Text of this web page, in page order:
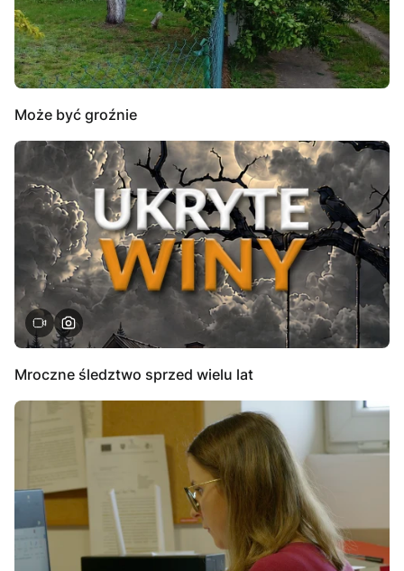
Może być groźnie
Mroczne śledztwo sprzed wielu lat